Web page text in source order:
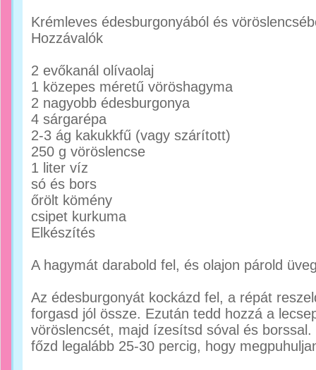
Krémleves édesburgonyából és
Hozzávalók
2 evőkanál olívaolaj
1 közepes méretű vöröshagyma
2 nagyobb édesburgonya
4 sárgarépa
2-3 ág kakukkfű (vagy szárított)
250 g vöröslencse
1 liter víz
só és bors
őrölt kömény
csipet kurkuma
Elkészítés
A hagymát darabold fel, és olajon párold
Az édesburgonyát kockázd fel, a répát
forgasd jól össze. Ezután tedd hozzá a
vöröslencsét, majd ízesítsd sóval és
főzd legalább 25-30 percig, hogy